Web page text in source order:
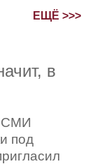
ЕЩЁ >>>
в
СМИ
под